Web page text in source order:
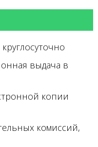
выдача в
копии
комиссий,